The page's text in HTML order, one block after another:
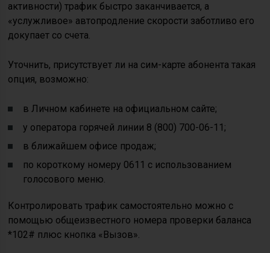
активности) трафик быстро заканчивается, а
«услужливое» автопродление скорости заботливо его
докупает со счета.
Уточнить, присутствует ли на сим-карте абонента такая
опция, возможно:
в Личном кабинете на официальном сайте;
у оператора горячей линии 8 (800) 700-06-11;
в ближайшем офисе продаж;
по короткому номеру 0611 с использованием
голосового меню.
Контролировать трафик самостоятельно можно с
помощью общеизвестного номера проверки баланса
*102# плюс кнопка «Вызов».